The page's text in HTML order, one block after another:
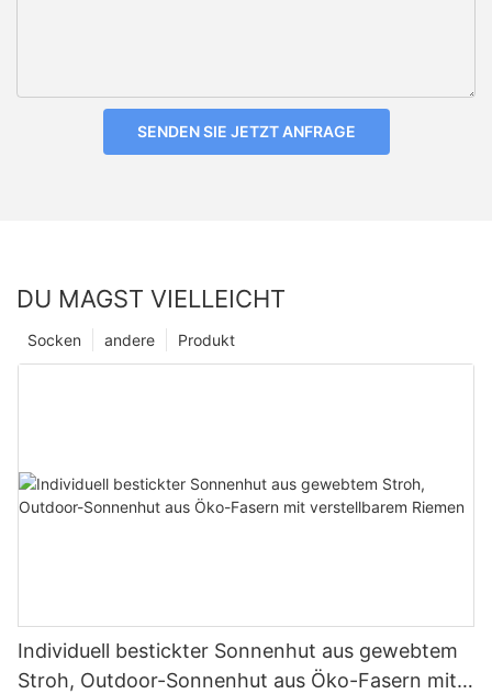
SENDEN SIE JETZT ANFRAGE
DU MAGST VIELLEICHT
Produkt
andere
Socken
Individuell bestickter Sonnenhut aus gewebtem
Stroh, Outdoor-Sonnenhut aus Öko-Fasern mit